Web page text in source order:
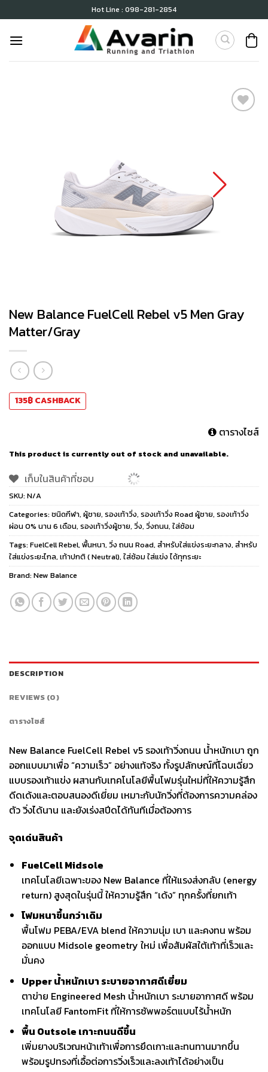
to
content
Hot Line : 098-281-2854
New Balance FuelCell Rebel v5 Men Gray
Matter/Gray
135฿CASHBACK
ตารางไซส์
This product is currently out of stock and unavailable.
เก็บในสินค้าที่ชอบ
SKU:N/A
Categories:ชนิดกีฬา, ผู้ชาย, รองเท้าวิ่ง, รองเท้าวิ่ง Road ผู้ชาย, รองเท้าวิ่ง
ผ่อน 0% นาน 6 เดือน, รองเท้าวิ่งผู้ชาย, วิ่ง, วิ่งถนน, ใส่ซ้อม
Tags:FuelCell Rebel, พื้นหนา, วิ่ง ถนน Road, สำหรับใส่แข่งระยะกลาง, สำหรับ
ใส่แข่งระยะไกล, เท้าปกติ ( Neutral), ใส่ซ้อม ใส่แข่ง ได้ทุกระยะ
Brand:New Balance
DESCRIPTION
REVIEWS (0)
ตารางไซส์
New Balance FuelCell Rebel v5 รองเท้าวิ่งถนน น้ำหนักเบา ถูก
ออกแบบมาเพื่อ “ความเร็ว” อย่างแท้จริง ทั้งรูปลักษณ์ที่โฉบเฉี่ยว
แบบรองเท้าแข่ง ผสานกับเทคโนโลยีพื้นโฟมรุ่นใหม่ที่ให้ความรู้สึก
ดีดเด้งและตอบสนองดีเยี่ยม เหมาะกับนักวิ่งที่ต้องการความคล่อง
ตัว วิ่งได้นาน และยังเร่งสปีดได้ทันทีเมื่อต้องการ
จุดเด่นสินค้า
FuelCell Midsole
เทคโนโลยีเฉพาะของ New Balance ที่ให้แรงส่งกลับ (energy
return) สูงสุดในรุ่นนี้ ให้ความรู้สึก “เด้ง” ทุกครั้งที่ยกเท้า
โฟมหนาขึ้นกว่าเดิม
พื้นโฟม PEBA/EVA blend ให้ความนุ่ม เบา และคงทน พร้อม
ออกแบบ Midsole geometry ใหม่ เพื่อสัมผัสใต้เท้าที่เร็วและ
มั่นคง
Upper น้ำหนักเบา ระบายอากาศดีเยี่ยม
ตาข่าย Engineered Mesh น้ำหนักเบา ระบายอากาศดี พร้อม
เทคโนโลยี FantomFit ที่ให้การซัพพอร์ตแบบไร้น้ำหนัก
พื้น Outsole เกาะถนนดีขึ้น
เพิ่มยางบริเวณหน้าเท้าเพื่อการยึดเกาะและทนทานมากขึ้น
พร้อมรูปทรงที่เอื้อต่อการวิ่งเร็วและลงเท้าได้อย่างเป็น